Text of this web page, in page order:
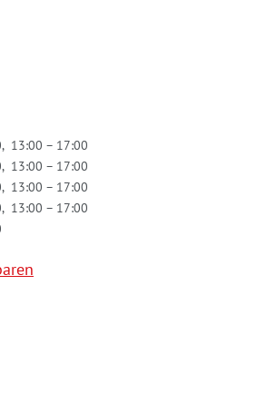
13:00 – 17:00
13:00 – 17:00
13:00 – 17:00
13:00 – 17:00